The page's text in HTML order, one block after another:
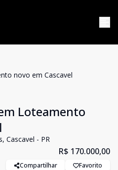
novo em Cascavel
Loteamento
Cascavel - PR
R$ 170.000,00
Compartilhar Favorito